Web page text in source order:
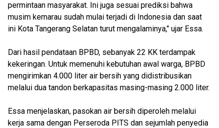
permintaan masyarakat. Ini juga sesuai prediksi bahwa
musim kemarau sudah mulai terjadi di Indonesia dan saat
ini Kota Tangerang Selatan turut mengalaminya," ujar Essa.
Dari hasil pendataan BPBD, sebanyak 22 KK terdampak
kekeringan. Untuk memenuhi kebutuhan awal warga, BPBD
mengirimkan 4.000 liter air bersih yang didistribusikan
melalui dua tandon berkapasitas masing-masing 2.000 liter.
Essa menjelaskan, pasokan air bersih diperoleh melalui
kerja sama dengan Perseroda PITS dan sejumlah penyedia